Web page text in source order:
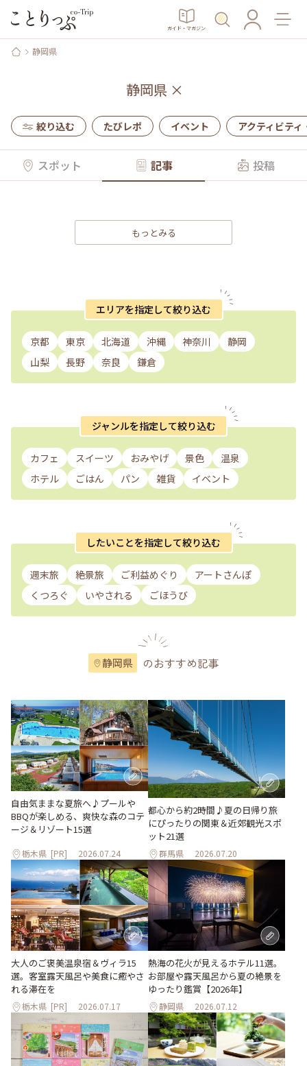
ガイド・マガジン
静岡県
静岡県 ×
絞り込む たびレポ イベント アクティビティ
スポット 記事 投稿
もっとみる
エリアを指定して絞り込む
京都 東京 北海道 沖縄 神奈川
静岡
山梨
長野 奈良 鎌倉
ジャンルを指定して絞り込む
カフェ スイーツ おみやげ 景色
温泉
ホテル
ごはん パン 雑貨 イベント
したいことを指定して絞り込む
週末旅 絶景旅 ご利益めぐり
アートさんぽ
くつろぐ
いやされる ごほうび
静岡県 のおすすめ記事
自由気ままな夏旅へ♪プールや
BBQが楽しめる、爽快な森のコテ
ージ＆リゾート15選
栃木県 [PR] 2026.07.24
都心から約2時間♪夏の日帰り旅
にぴったりの関東＆近郊観光スポ
ット21選
群馬県 2026.07.20
大人のご褒美温泉宿＆ヴィラ15
選。客室露天風呂や美食に癒やさ
れる滞在を
栃木県 [PR] 2026.07.17
熱海の花火が見えるホテル11選。
お部屋や露天風呂から夏の絶景を
ゆったり鑑賞【2026年】
静岡県 2026.07.12